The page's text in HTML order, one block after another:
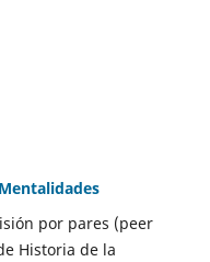
por pares (peer
Historia de la